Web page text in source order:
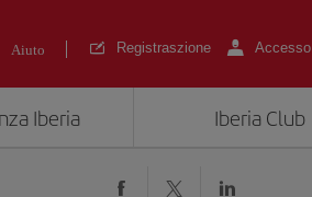
Aiuto Registraszione Accesso
Iberia Iberia Club